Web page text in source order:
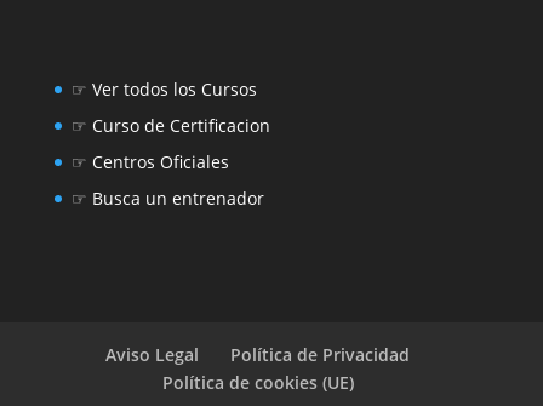
☞ Ver todos los Cursos
☞ Curso de Certificacion
☞ Centros Oficiales
☞ Busca un entrenador
Aviso Legal
Política de Privacidad
Política de cookies (UE)